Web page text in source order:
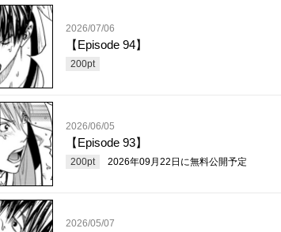
2026/07/06
【Episode 94】
200pt
2026/06/05
【Episode 93】
200pt 2026年09月22日 に無料公開予定
2026/05/07